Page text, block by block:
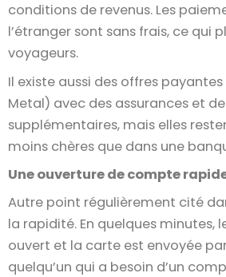
conditions de revenus. Les
l’étranger sont sans frais, ce qui
voyageurs.
Il existe aussi des offres
Metal) avec des assurances et
supplémentaires, mais elles
moins chères que dans une
Une ouverture de compte
Autre point régulièrement cité
la rapidité. En quelques minutes,
ouvert et la carte est envoyée
quelqu’un qui a besoin d’un